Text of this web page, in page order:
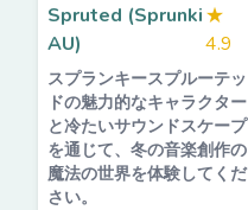
Spruted (Sprunki
AU)
★
4.9
スプランキースプルーテッ
ドの魅力的なキャラクター
と冷たいサウンドスケープ
を通じて、冬の音楽創作の
魔法の世界を体験してくだ
さい。